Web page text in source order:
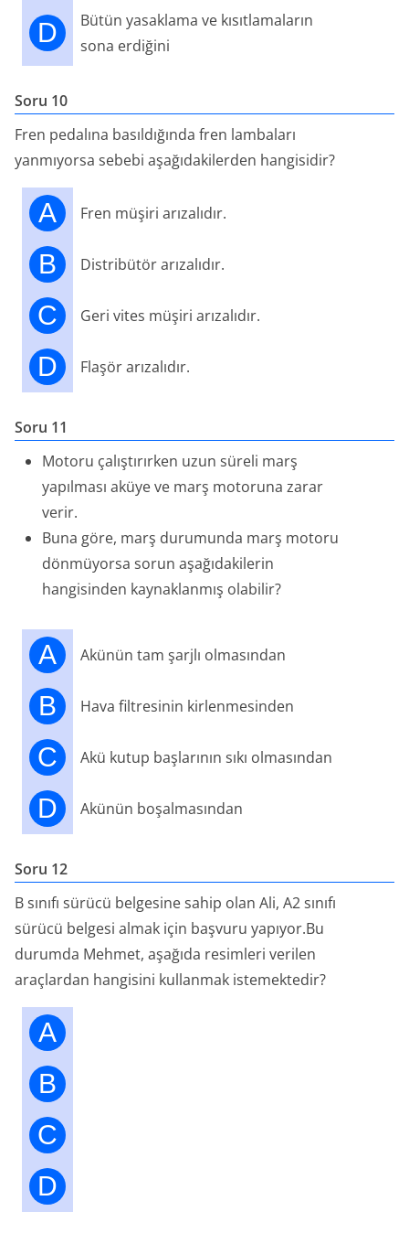
D
Bütün yasaklama ve kısıtlamaların
sona erdiğini
Soru 10
Fren pedalına basıldığında fren lambaları
yanmıyorsa sebebi aşağıdakilerden hangisidir?
A Fren müşiri arızalıdır.
B Distribütör arızalıdır.
C Geri vites müşiri arızalıdır.
D Flaşör arızalıdır.
Soru 11
Motoru çalıştırırken uzun süreli marş
yapılması aküye ve marş motoruna zarar
verir.
Buna göre, marş durumunda marş motoru
dönmüyorsa sorun aşağıdakilerin
hangisinden kaynaklanmış olabilir?
A Akünün tam şarjlı olmasından
B Hava filtresinin kirlenmesinden
C Akü kutup başlarının sıkı olmasından
D Akünün boşalmasından
Soru 12
B sınıfı sürücü belgesine sahip olan Ali, A2 sınıfı
sürücü belgesi almak için başvuru yapıyor.Bu
durumda Mehmet, aşağıda resimleri verilen
araçlardan hangisini kullanmak istemektedir?
A
B
C
D